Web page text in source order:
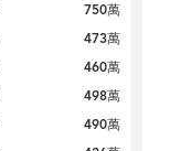
750萬
473萬
460萬
498萬
490萬